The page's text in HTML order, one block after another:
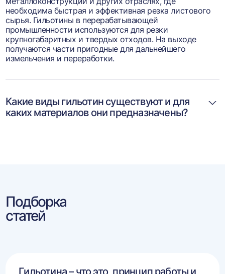
необходима быстрая и эффективная резка листового
сырья. Гильотины в перерабатывающей
промышленности используются для резки
крупногабаритных и твердых отходов. На выходе
получаются части пригодные для дальнейшего
измельчения и переработки.
Какие виды гильотин существуют и для
каких материалов они предназначены?
Подборка
статей
Гильотина – что это, принцип работы и